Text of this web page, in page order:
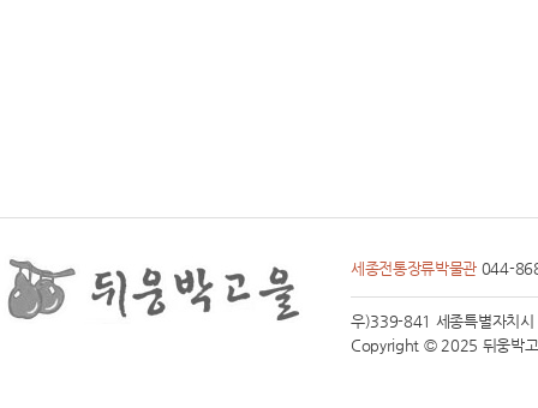
세종전통장류박물관 044-
우)339-841 세종특별자치
Copyright © 2025 뒤웅박